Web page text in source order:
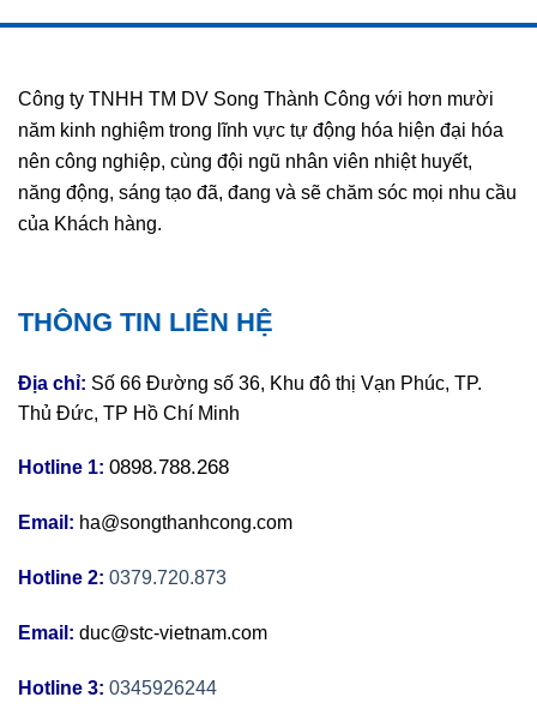
Công ty TNHH TM DV Song Thành Công với hơn mười
năm kinh nghiệm trong lĩnh vực tự động hóa hiện đại hóa
nên công nghiệp, cùng đội ngũ nhân viên nhiệt huyết,
năng động, sáng tạo đã, đang và sẽ chăm sóc mọi nhu cầu
của Khách hàng.
THÔNG TIN LIÊN HỆ
Địa chỉ: Số 66 Đường số 36, Khu đô thị Vạn Phúc, TP.
Thủ Đức, TP Hồ Chí Minh
Hotline 1: 0898.788.268
Email: ha@songthanhcong.com
Hotline 2: 0379.720.873
Email: duc@stc-vietnam.com
Hotline 3: 0345926244